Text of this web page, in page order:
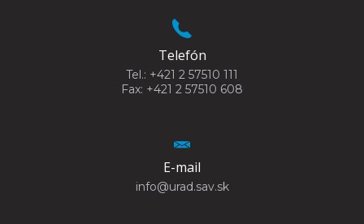
Telefón
Tel.: +421 2 57510 111
Fax: +421 2 57510 608
E-mail
info@urad.sav.sk